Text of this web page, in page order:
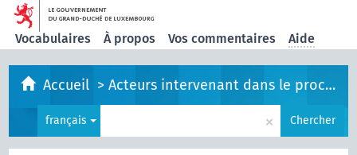
Vocabulaires À propos Vos commentaires Aide
Accueil >Acteurs intervenant dans le processus législatif
français × Chercher